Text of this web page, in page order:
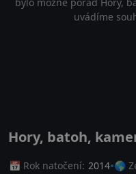
uvádíme
Hory, batoh,
📅 Rok natočení: 2014 🌎